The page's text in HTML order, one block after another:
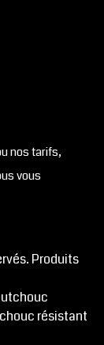
nos tarifs,
vous
Produits
résistant